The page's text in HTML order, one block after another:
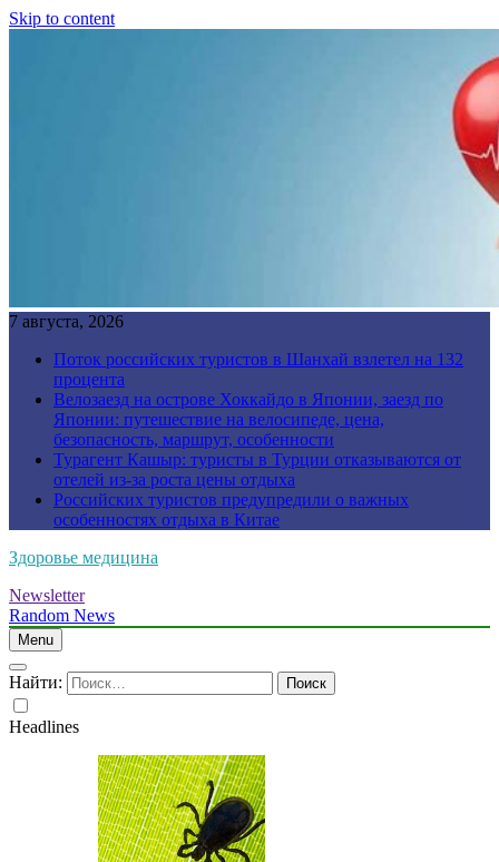
Skip to content
7 августа, 2026
Поток российских туристов в Шанхай взлетел на 132
процента
Велозаезд на острове Хоккайдо в Японии, заезд по
Японии: путешествие на велосипеде, цена,
безопасность, маршрут, особенности
Турагент Кашыр: туристы в Турции отказываются от
отелей из-за роста цены отдыха
Российских туристов предупредили о важных
особенностях отдыха в Китае
Здоровье медицина
Newsletter
Random News
Menu
Найти:
Headlines